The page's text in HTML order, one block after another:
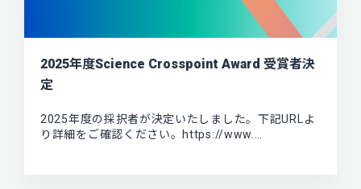
2025年度Science Crosspoint Award 受賞者決
定
2025年度の採択者が決定いたしました。下記URLよ
り詳細をご確認ください。https://www.…